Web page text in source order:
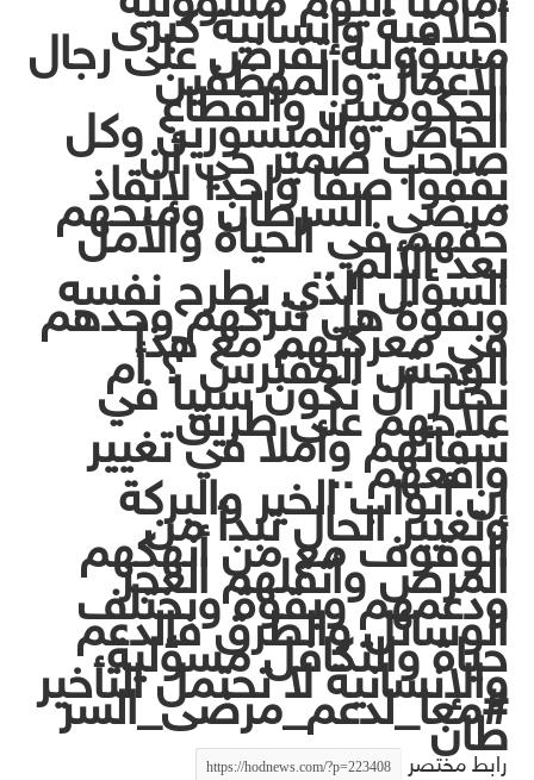
أخلاقية وإنسانية كبرى
مسؤولية تفرض على رجال
الأعمال والموظفين
الحكوميين والقطاع
الخاص والميسورين وكل
صاحب ضمير حي أن
يقفوا صفا واحدا لإنقاذ
مرضى السرطان ومنحهم
حقهم في الحياة والأمل
بعد الألم ..
السؤال الذي يطرح نفسه
وبقوة هل نتركهم وحدهم
في معركتهم مع هذا
الوحش المفترس ؟ أم
نختار أن نكون سببا في
علاجهم على طريق
شفائهم وأملا في تغيير
واقعهم ..
إن أبواب الخير والبركة
وتغيير الحال تبدأ من
الوقوف مع من أنهكهم
المرض وأثقلهم العجز
ودعمهم وبقوة وبختلف
الوسائل والطرق فالدعم
حياة والتكافل مسؤلية
والإنسانية لا تحتمل التأخير
#معا_لدعم_مرضى_السر
طان
رابط مختصر